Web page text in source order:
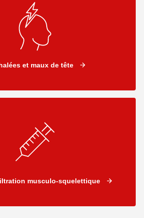
et maux de tête
musculo-squelettique